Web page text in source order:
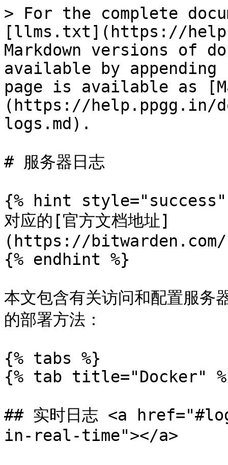
> For the complete
[llms.txt](https://
Markdown versions of
available by
page is available as
(https://help.ppgg.in/
logs.md).
# 服务器日志
{% hint style="success"
对应的[官方文档地址]
(https://
{% endhint %}
本文包含有关访问和配置服务
的部署方法：
{% tabs %}
{% tab title="Docker"
## 实时日志 <a
in-real-time"></a>